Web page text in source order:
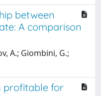
between
A comparison
A.; Giombini, G.;
profitable for